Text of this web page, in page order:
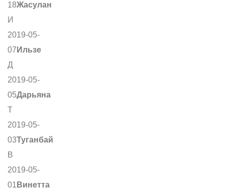
18Жасулан
И
2019-05-
07 Ильзе
Д
2019-05-
05Дарьяна
Т
2019-05-
03Туганбай
В
2019-05-
01 Винетта